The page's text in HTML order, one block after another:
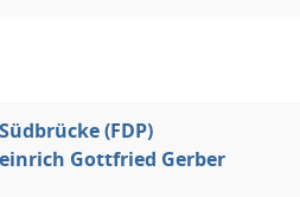
(FDP)
Gottfried Gerber